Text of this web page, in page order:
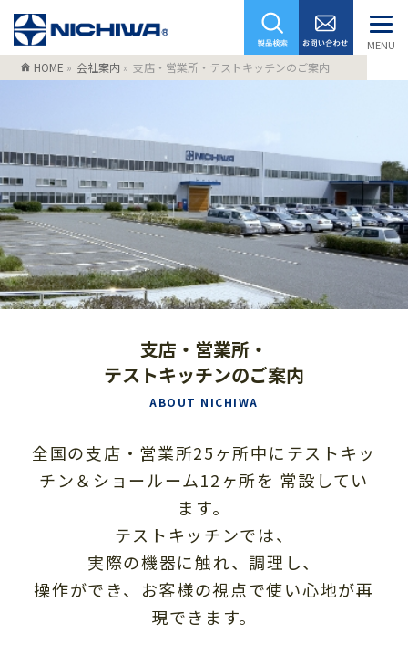
MENU
HOME » 会社案内 » 支店・営業所・テストキッチンのご案内
支店・営業所・
テストキッチンのご案内
ABOUT NICHIWA
全国の支店・営業所25ヶ所中にテストキッ
チン＆ショールーム12ヶ所を 常設してい
ます。
テストキッチンでは、
実際の機器に触れ、調理し、
操作ができ、お客様の視点で使い心地が再
現できます。